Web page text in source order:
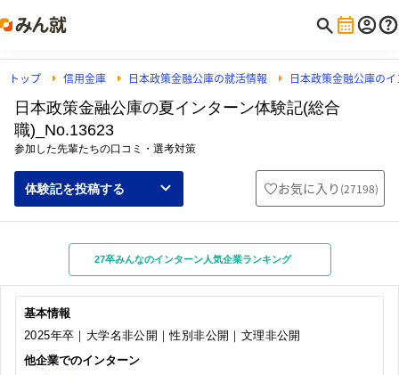
トップ 信用金庫 日本政策金融公庫の就活情報 日本政策金融公庫の
日本政策金融公庫の夏インターン体験記(総合
職)_No.13623
参加した先輩たちの口コミ・選考対策
体験記を投稿する お気に入り (27198)
27卒みんなのインターン人気企業ランキング
基本情報
2025年卒｜大学名非公開｜性別非公開｜文理非公開
他企業でのインターン